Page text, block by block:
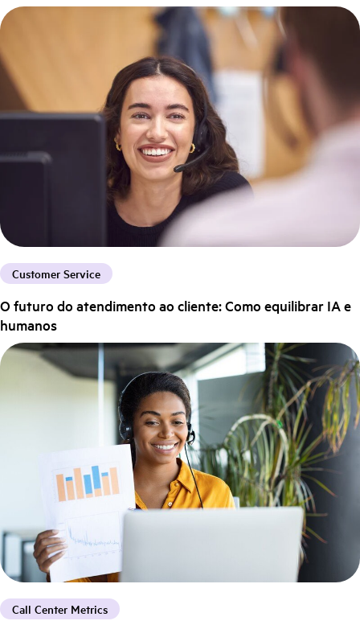
Customer Service
O futuro do atendimento ao cliente: Como equilibrar IA e
humanos
Call Center Metrics